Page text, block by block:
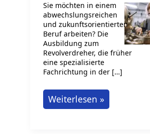
Sie möchten in einem
abwechslungsreichen
und zukunftsorientierten
Beruf arbeiten? Die
Ausbildung zum
Revolverdreher, die früher
eine spezialisierte
Fachrichtung in der […]
Revolverdreher
Ausbildung
Weiterlesen »